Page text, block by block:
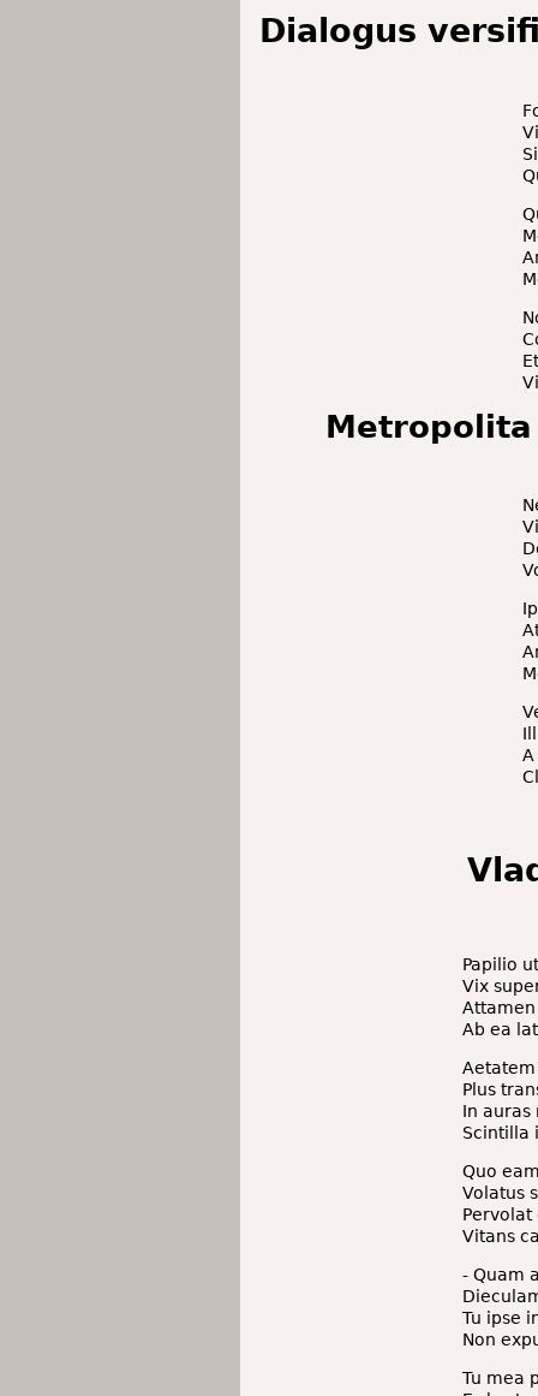
Dialogus
A
Papilio
Vix
Ab ea
Plus
In auras
Scintilla
Quo
Volatus
Vitans
- Quam
Tu ipse
Non
Tu mea